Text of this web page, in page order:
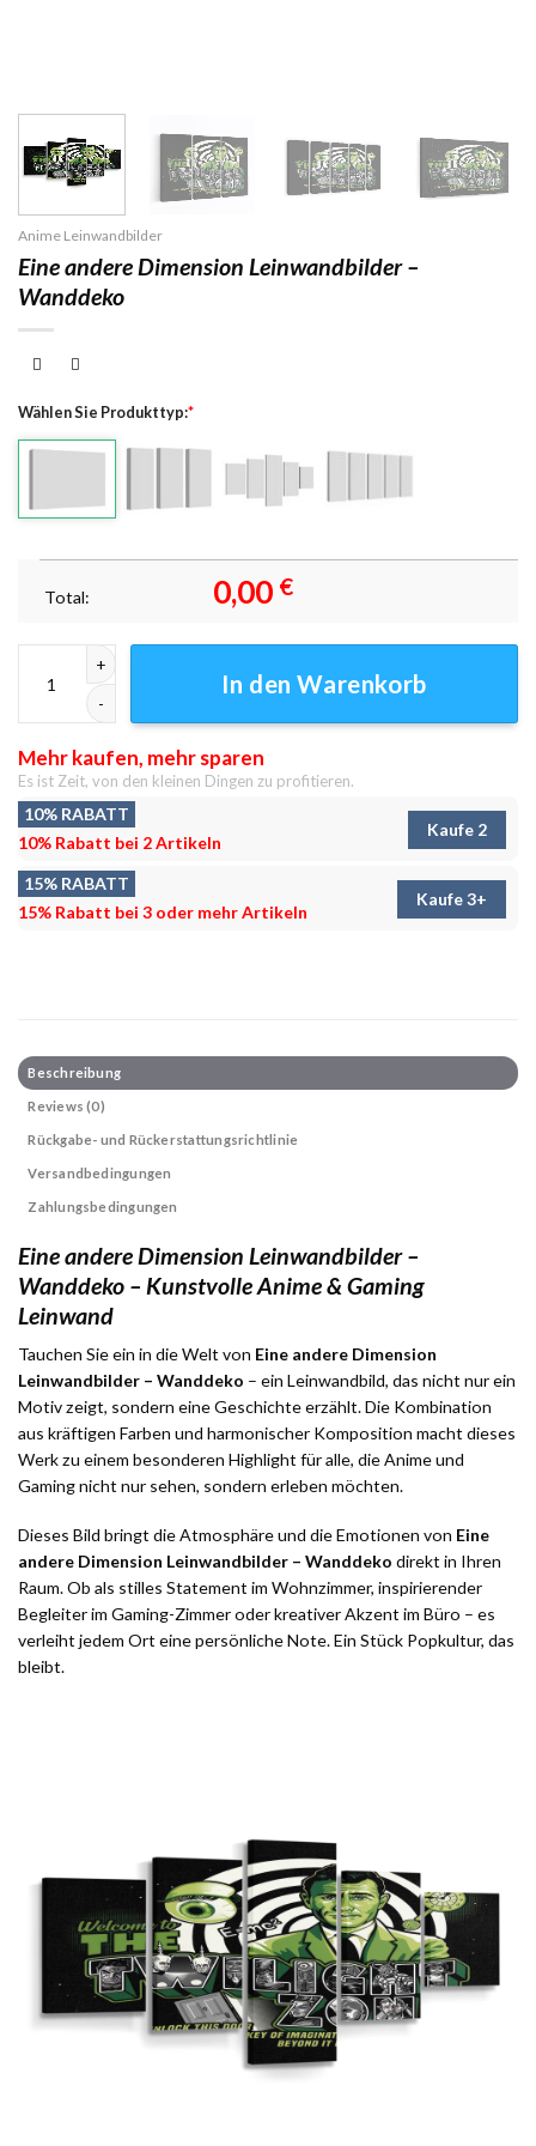
Anime Leinwandbilder
Eine andere Dimension Leinwandbilder –
Wanddeko
Wählen Sie Produkttyp:*
Total: 0,00 €
In den Warenkorb
Mehr kaufen, mehr sparen
Es ist Zeit, von den kleinen Dingen zu profitieren.
10% RABATT
10% Rabatt bei 2 Artikeln
Kaufe 2
15% RABATT
15% Rabatt bei 3 oder mehr Artikeln
Kaufe 3+
Beschreibung
Reviews (0)
Rückgabe- und Rückerstattungsrichtlinie
Versandbedingungen
Zahlungsbedingungen
Eine andere Dimension Leinwandbilder –
Wanddeko – Kunstvolle Anime & Gaming
Leinwand
Tauchen Sie ein in die Welt von Eine andere Dimension
Leinwandbilder – Wanddeko – ein Leinwandbild, das nicht nur ein
Motiv zeigt, sondern eine Geschichte erzählt. Die Kombination
aus kräftigen Farben und harmonischer Komposition macht dieses
Werk zu einem besonderen Highlight für alle, die Anime und
Gaming nicht nur sehen, sondern erleben möchten.
Dieses Bild bringt die Atmosphäre und die Emotionen von Eine
andere Dimension Leinwandbilder – Wanddeko direkt in Ihren
Raum. Ob als stilles Statement im Wohnzimmer, inspirierender
Begleiter im Gaming-Zimmer oder kreativer Akzent im Büro – es
verleiht jedem Ort eine persönliche Note. Ein Stück Popkultur, das
bleibt.